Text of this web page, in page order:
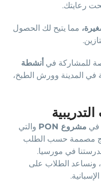
رعايتك.
مما يتيح لك الحصول
للمشاركة في أنشطة
في المدينة وورش الطبخ،
في مشروع PON
والتي
مصممة حسب الطلب
في مورسيا.
ونساعد الطلاب على